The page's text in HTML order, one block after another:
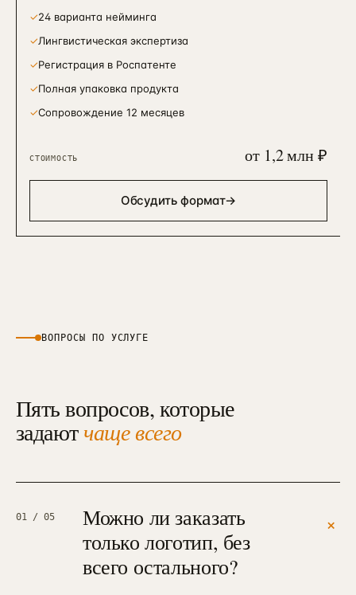
✓24 варианта нейминга
✓Лингвистическая экспертиза
✓Регистрация в Роспатенте
✓Полная упаковка продукта
✓Сопровождение 12 месяцев
СТОИМОСТЬ от 1,2 млн ₽
Обсудить формат→
ВОПРОСЫ ПО УСЛУГЕ
Пять вопросов, которые
задаютчаще всего
01 / 05
Можно ли заказать
только логотип, без
всего остального?
+